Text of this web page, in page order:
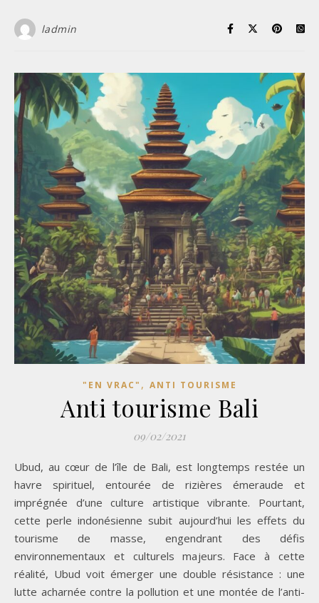
ladmin
"EN VRAC" , ANTI TOURISME
Anti tourisme Bali
09/02/2021
Ubud, au cœur de l’île de Bali, est longtemps restée un
havre spirituel, entourée de rizières émeraude et
imprégnée d’une culture artistique vibrante. Pourtant,
cette perle indonésienne subit aujourd’hui les effets du
tourisme de masse, engendrant des défis
environnementaux et culturels majeurs. Face à cette
réalité, Ubud voit émerger une double résistance : une
lutte acharnée contre la pollution et une montée de l’anti-